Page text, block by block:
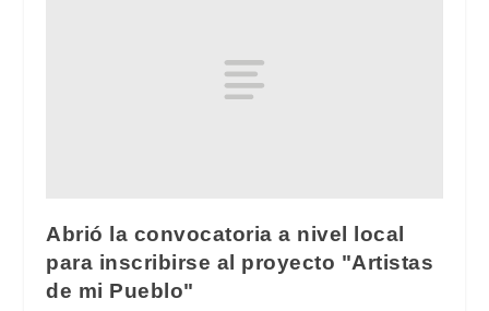
Abrió la convocatoria a nivel local
para inscribirse al proyecto "Artistas
de mi Pueblo"